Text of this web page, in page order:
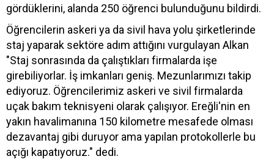
gördüklerini, alanda 250 öğrenci bulunduğunu bildirdi.
Öğrencilerin askeri ya da sivil hava yolu şirketlerinde
staj yaparak sektöre adım attığını vurgulayan Alkan
"Staj sonrasında da çalıştıkları firmalarda işe
girebiliyorlar. İş imkanları geniş. Mezunlarımızı takip
ediyoruz. Öğrencilerimiz askeri ve sivil firmalarda
uçak bakım teknisyeni olarak çalışıyor. Ereğli'nin en
yakın havalimanına 150 kilometre mesafede olması
dezavantaj gibi duruyor ama yapılan protokollerle bu
açığı kapatıyoruz." dedi.